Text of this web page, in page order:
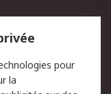
des E-mails
pour
la